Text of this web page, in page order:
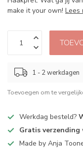
make it your own! Lees
1 - 2 werkdagen
Toevoegen om te
Werkdag besteld?
Gratis verzending
Made by Anja